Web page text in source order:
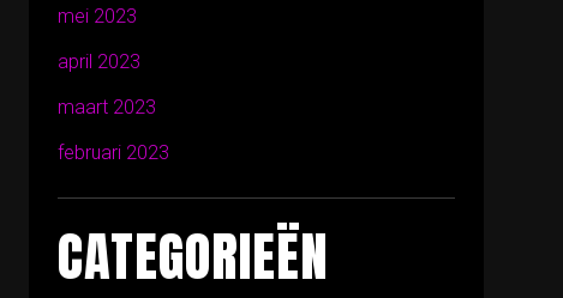
mei 2023
april 2023
maart 2023
februari 2023
CATEGORIEËN